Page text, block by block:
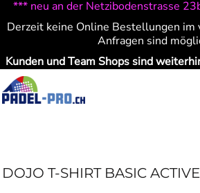
*** neu an der Netzibodenstrasse
Derzeit keine Online Bestellungen im
Anfragen sind
Kunden und Team Shops sind
DOJO T-SHIRT BASIC